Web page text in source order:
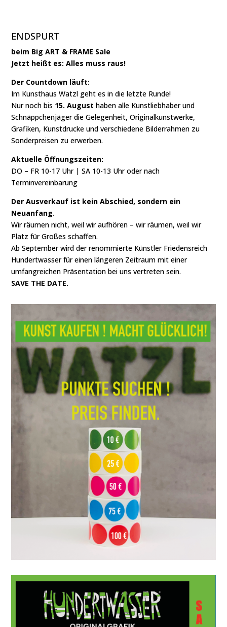
ENDSPURT
beim Big ART & FRAME Sale
Jetzt heißt es: Alles muss raus!
Der Countdown läuft:
Im Kunsthaus Watzl geht es in die letzte Runde!
Nur noch bis 15. August haben alle Kunstliebhaber und
Schnäppchenjäger die Gelegenheit, Originalkunstwerke,
Grafiken, Kunstdrucke und verschiedene Bilderrahmen zu
Sonderpreisen zu erwerben.
Aktuelle Öffnungszeiten:
DO – FR 10-17 Uhr | SA 10-13 Uhr oder nach
Terminvereinbarung
Der Ausverkauf ist kein Abschied, sondern ein
Neuanfang.
Wir räumen nicht, weil wir aufhören – wir räumen, weil wir
Platz für Großes schaffen.
Ab September wird der renommierte Künstler Friedensreich
Hundertwasser für einen längeren Zeitraum mit einer
umfangreichen Präsentation bei uns vertreten sein.
SAVE THE DATE.